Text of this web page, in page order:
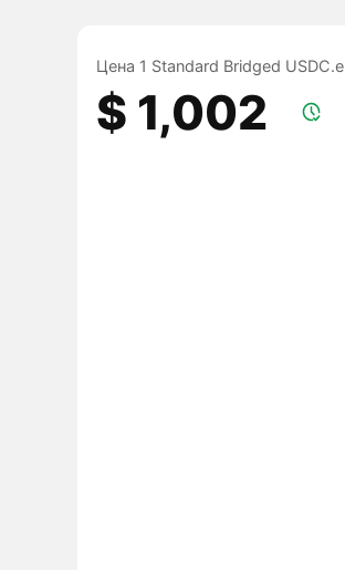
Цена 1 Standard Bridged
$ 1,002